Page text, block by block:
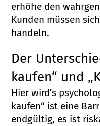
erhöhe den
Kunden müssen
handeln.
Der
kaufen“ und
Hier wird’s
kaufen“ ist eine
endgültig, es ist